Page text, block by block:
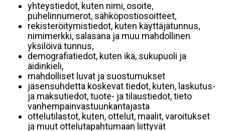
yhteystiedot, kuten nimi, osoite,
puhelinnumerot, sähköpostiosoitteet,
rekisteröitymistiedot, kuten käyttäjätunnus,
nimimerkki, salasana ja muu mahdollinen
yksilöivä tunnus,
demografiatiedot, kuten ikä, sukupuoli ja
äidinkieli,
mahdolliset luvat ja suostumukset
jäsensuhdetta koskevat tiedot, kuten, laskutus-
ja maksutiedot, tuote- ja tilaustiedot, tieto
vanhempainvastuunkantajasta
ottelutilastot, kuten, ottelut, maalit, varoitukset
ja muut ottelutapahtumaan liittyvät